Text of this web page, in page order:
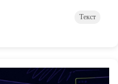
Текст